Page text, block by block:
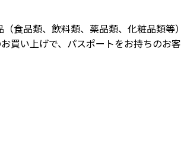
食品類、飲料類、薬品類、化粧品類等）
買い上げで、パスポートをお持ちのお客